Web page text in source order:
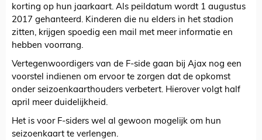
korting op hun jaarkaart. Als peildatum wordt 1 augustus
2017 gehanteerd. Kinderen die nu elders in het stadion
zitten, krijgen spoedig een mail met meer informatie en
hebben voorrang.
Vertegenwoordigers van de F-side gaan bij Ajax nog een
voorstel indienen om ervoor te zorgen dat de opkomst
onder seizoenkaarthouders verbetert. Hierover volgt half
april meer duidelijkheid.
Het is voor F-siders wel al gewoon mogelijk om hun
seizoenkaart te verlengen.